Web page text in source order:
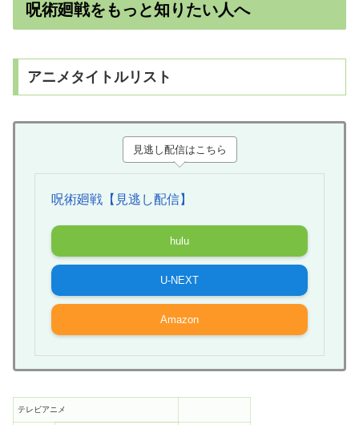
呪術廻戦をもっと知りたい人へ
アニメタイトルリスト
見逃し配信はこちら
呪術廻戦【見逃し配信】
hulu
U-NEXT
Amazon
テレビアニメ